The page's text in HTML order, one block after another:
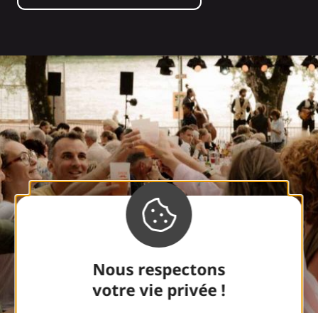
Nous respectons
votre vie privée !